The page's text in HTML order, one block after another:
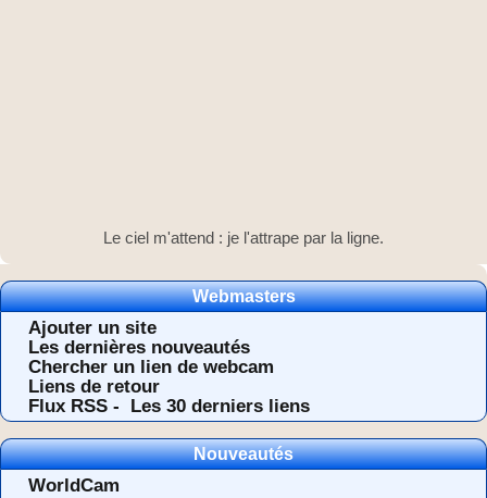
Le ciel m'attend : je l'attrape par la ligne.
Webmasters
Ajouter un site
Les dernières nouveautés
Chercher un lien de webcam
Liens de retour
Flux RSS -
Les 30 derniers liens
Nouveautés
WorldCam